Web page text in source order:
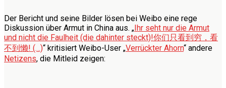
Der Bericht und seine Bilder lösen bei Weibo eine rege
Diskussion über Armut in China aus. „Ihr seht nur die Armut
und nicht die Faulheit (die dahinter steckt)!你们只看到穷，看
不到懒! (…)“ kritisiert Weibo-User „Verrückter Ahorn“ andere
Netizens, die Mitleid zeigen: